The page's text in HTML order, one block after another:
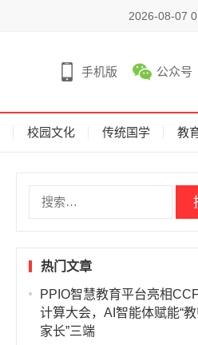
2026-08-07
手机版 公众号
校园文化 传统国学 教
热门文章
PPIO智慧教育平台亮相
计算大会，AI智能体赋能“
家长”三端